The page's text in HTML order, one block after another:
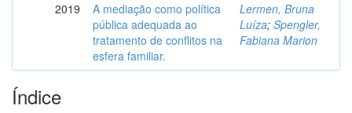
2019
A mediação como política
pública adequada ao
tratamento de conflitos na
esfera familiar.
Lermen, Bruna
Luíza; Spengler,
Fabiana Marion
Índice